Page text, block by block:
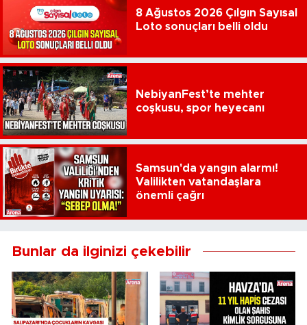
8 Ağustos 2026 Çılgın Sayısal
Loto sonuçları belli oldu
NebiyanFest’te mehter
coşkusu, spor heyecanı
Samsun'da yangın alarmı!
Valilikten vatandaşlara
önemli çağrı
Bunlar da ilginizi çekebilir